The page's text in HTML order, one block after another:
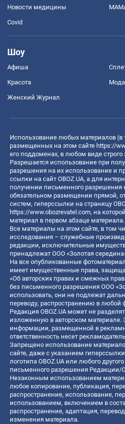
Новости медицины
Covid
Шоу
Афиша
Красота Мода
Женский Журнал
Использование любых материалов (в
размещенных на этом сайте https://
его поддоменах, в любом виде
Разрешается использование при
разрешения на их использование и
ссылки на сайт OBOZ.UA, а для
получении письменного разрешения
обязательном размещении прямой,
систем, гиперссылки на страницу
https://www.obozrevatel.com, на
материал в первом абзаце материала.
Все материалы на этом сайте, в том
исследования – служебные
редакции, исключительные
принадлежат ООО «Золотая
На все опубликованные
имеет имущественные права,
«Об авторских правах и смежных
без письменного разрешения ООО
использовать, они не подлежат
переводу, распространению в любой
Редакция OBOZ.UA может не
изложенную в авторском материале.
информации, размещенной в
ответственность несет
Запрещено использование
сайте, даже с указанием гиперссылки
логотипа OBOZ.UA или любого
письменного разрешения Редакции/
Незаконным использованием
любое копирование, публикация,
распространение, использование,
использованием, включением в
распространение, адаптация,
изменения материала.